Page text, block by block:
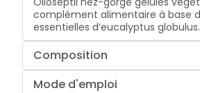
complément alimentaire à base
essentielles d’eucalyptus globulus.
Composition
Mode d'emploi